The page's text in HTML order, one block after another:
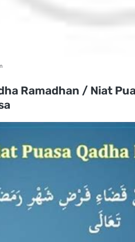
Ramadhan / Niat